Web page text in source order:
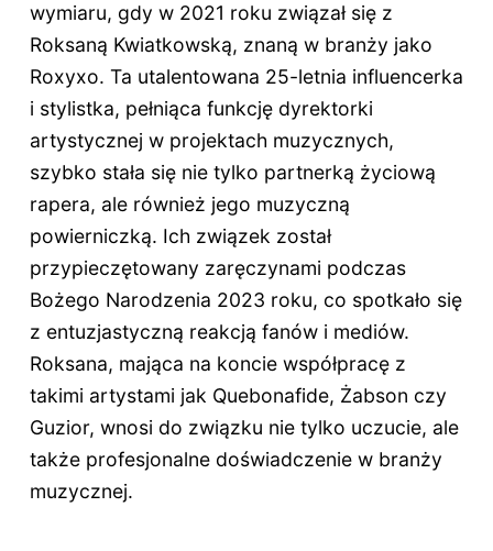
wymiaru, gdy w 2021 roku związał się z
Roksaną Kwiatkowską, znaną w branży jako
Roxyxo. Ta utalentowana 25-letnia influencerka
i stylistka, pełniąca funkcję dyrektorki
artystycznej w projektach muzycznych,
szybko stała się nie tylko partnerką życiową
rapera, ale również jego muzyczną
powierniczką. Ich związek został
przypieczętowany zaręczynami podczas
Bożego Narodzenia 2023 roku, co spotkało się
z entuzjastyczną reakcją fanów i mediów.
Roksana, mająca na koncie współpracę z
takimi artystami jak Quebonafide, Żabson czy
Guzior, wnosi do związku nie tylko uczucie, ale
także profesjonalne doświadczenie w branży
muzycznej.